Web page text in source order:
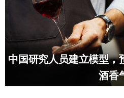
中国研究人员建立模型，
酒香